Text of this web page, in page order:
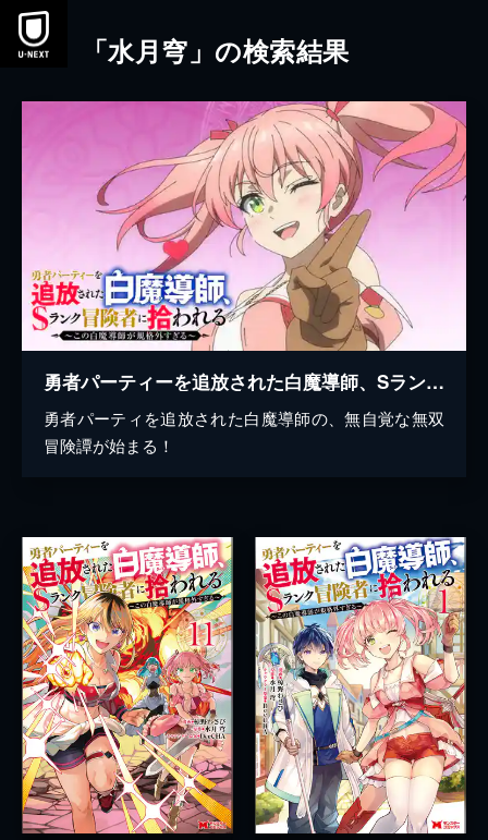
本文へスキップ
「水月穹」の検索結果
勇者パーティーを追放された白魔導師、Sランク冒険者に拾われる ～この白魔導師が規格外すぎる～
勇者パーティを追放された白魔導師の、無自覚な無双
冒険譚が始まる！